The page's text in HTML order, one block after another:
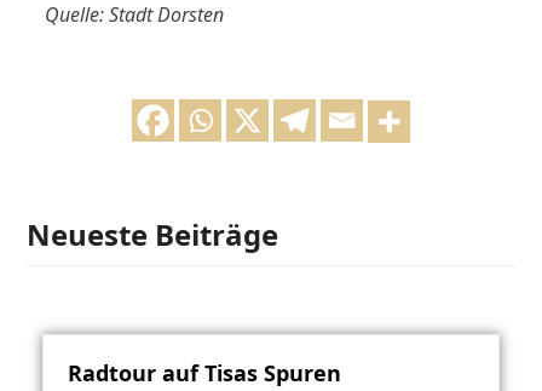
Quelle: Stadt Dorsten
Neueste Beiträge
Radtour auf Tisas Spuren